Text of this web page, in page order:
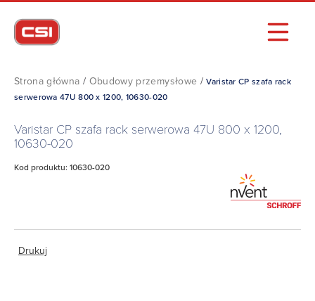
Strona główna / Obudowy przemysłowe /Varistar CP szafa rack
serwerowa 47U 800 x 1200, 10630-020
Varistar CP szafa rack serwerowa 47U 800 x 1200,
10630-020
Kod produktu: 10630-020
Drukuj